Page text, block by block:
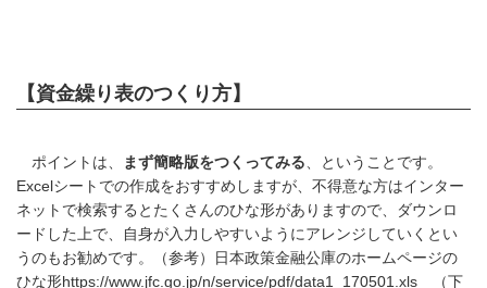
【資金繰り表のつくり方】
ポイントは、 まず簡略版をつくってみる 、ということです。
Excelシートでの作成をおすすめしますが、不得意な方はインター
ネットで検索するとたくさんのひな形がありますので、ダウンロ
ードした上で、自身が入力しやすいようにアレンジしていくとい
うのもお勧めです。（参考）日本政策金融公庫のホームページの
ひな形https://www.jfc.go.jp/n/service/pdf/data1_170501.xls （下